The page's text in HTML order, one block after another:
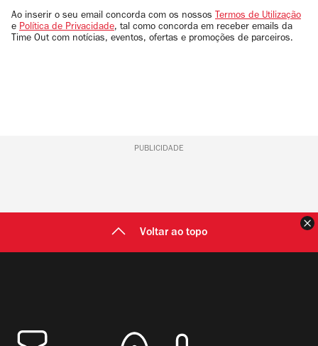
email
Ao inserir o seu email concorda com os nossos Termos de Utilização
e Política de Privacidade, tal como concorda em receber emails da
Time Out com notícias, eventos, ofertas e promoções de parceiros.
PUBLICIDADE
Voltar ao topo